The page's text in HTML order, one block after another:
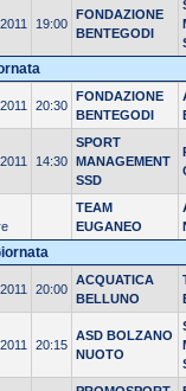
19:00
FONDAZIONE
BENTEGODI
20:30
FONDAZIONE
BENTEGODI
14:30
SPORT
MANAGEMENT
SSD
TEAM
EUGANEO
20:00
ACQUATICA
BELLUNO
20:15
ASD BOLZANO
NUOTO